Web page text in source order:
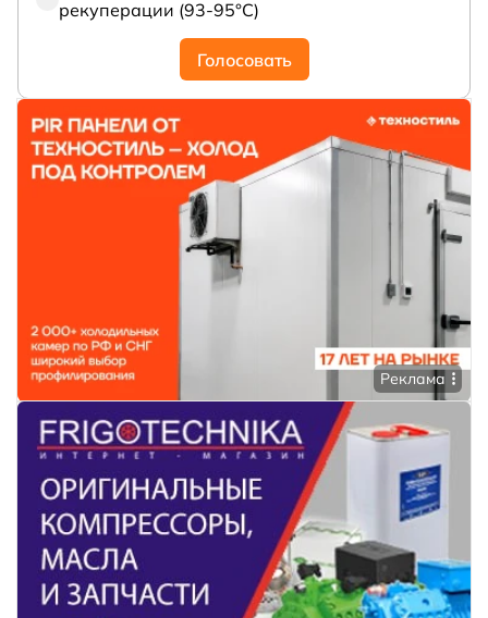
рекуперации (93-95°С)
Голосовать
Реклама